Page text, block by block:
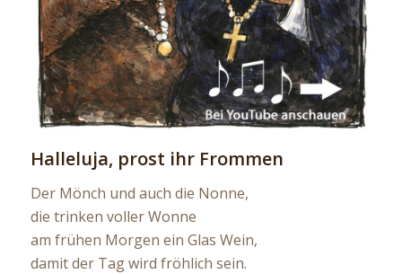
Halleluja, prost ihr Frommen
Der Mönch und auch die Nonne,
die trinken voller Wonne
am frühen Morgen ein Glas Wein,
damit der Tag wird fröhlich sein.